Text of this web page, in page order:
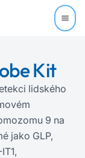
Kit
lidského
9 na
jako GLP,